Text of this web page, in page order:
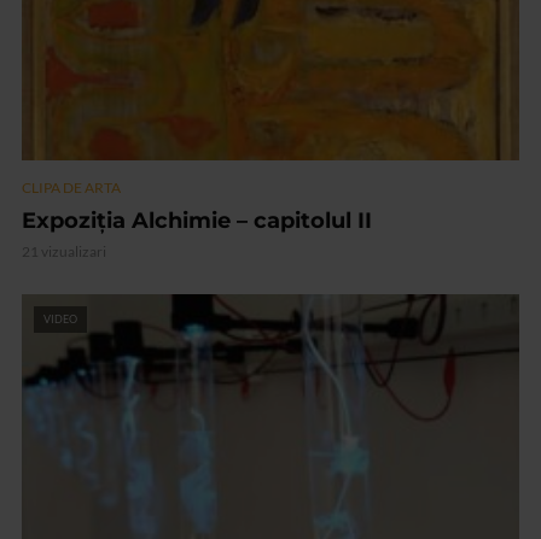
CLIPA DE ARTA
Expoziția Alchimie – capitolul II
21 vizualizari
VIDEO